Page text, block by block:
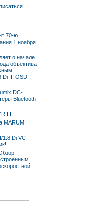
70-ю
1 ноября
о начале
объектива
Di III OSD
DC-
Bluetooth
III.
MARUMI
1.8 Di VC